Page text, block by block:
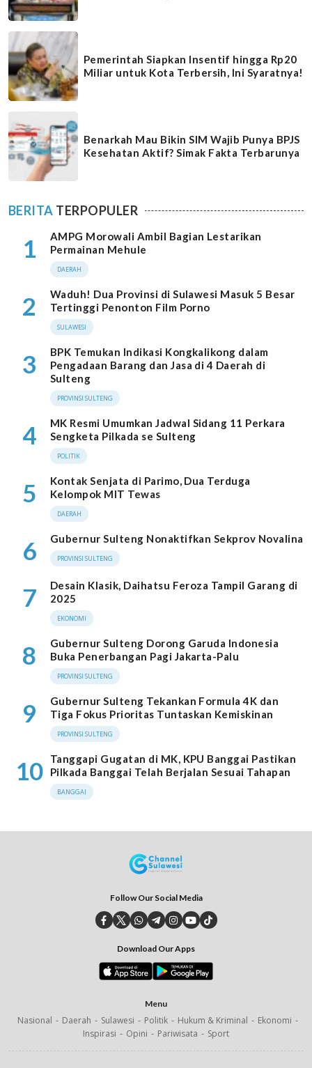
Pemerintah Siapkan Insentif hingga Rp20
Miliar untuk Kota Terbersih, Ini Syaratnya!
Benarkah Mau Bikin SIM Wajib Punya BPJS
Kesehatan Aktif? Simak Fakta Terbarunya
BERITA TERPOPULER
1
AMPG Morowali Ambil Bagian Lestarikan
Permainan Mehule
DAERAH
2
Waduh! Dua Provinsi di Sulawesi Masuk 5 Besar
Tertinggi Penonton Film Porno
SULAWESI
3
BPK Temukan Indikasi Kongkalikong dalam
Pengadaan Barang dan Jasa di 4 Daerah di
Sulteng
PROVINSI SULTENG
4
MK Resmi Umumkan Jadwal Sidang 11 Perkara
Sengketa Pilkada se Sulteng
POLITIK
5
Kontak Senjata di Parimo, Dua Terduga
Kelompok MIT Tewas
DAERAH
6 Gubernur Sulteng Nonaktifkan Sekprov Novalina
PROVINSI SULTENG
7
Desain Klasik, Daihatsu Feroza Tampil Garang di
2025
EKONOMI
8
Gubernur Sulteng Dorong Garuda Indonesia
Buka Penerbangan Pagi Jakarta-Palu
PROVINSI SULTENG
9
Gubernur Sulteng Tekankan Formula 4K dan
Tiga Fokus Prioritas Tuntaskan Kemiskinan
PROVINSI SULTENG
10
Tanggapi Gugatan di MK, KPU Banggai Pastikan
Pilkada Banggai Telah Berjalan Sesuai Tahapan
BANGGAI
Follow Our Social Media
Download Our Apps
Menu
Nasional Daerah Sulawesi Politik Hukum & Kriminal
Ekonomi
Inspirasi
Opini Pariwisata Sport